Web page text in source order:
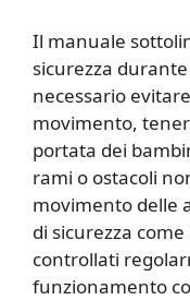
Il manuale
sicurezza durante
necessario
movimento,
portata dei
rami o ostacoli
movimento delle
di sicurezza
controllati
funzionamento